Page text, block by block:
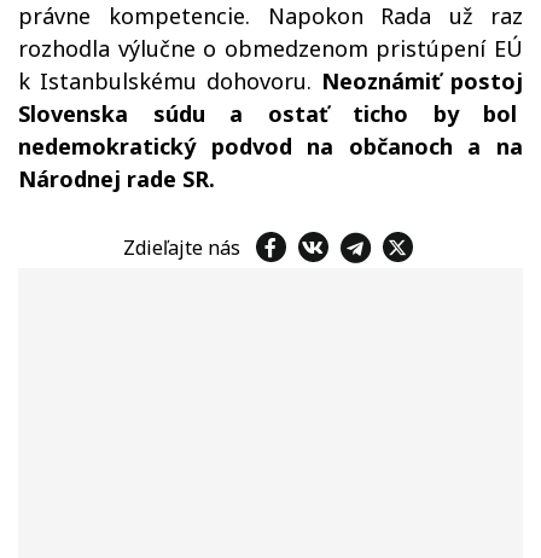
právne kompetencie. Napokon Rada už raz
rozhodla výlučne o obmedzenom pristúpení EÚ
k Istanbulskému dohovoru. Neoznámiť postoj
Slovenska súdu a ostať ticho by bol
nedemokratický podvod na občanoch a na
Národnej rade SR.
Zdieľajte nás